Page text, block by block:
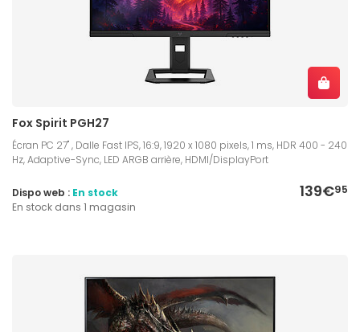
Fox Spirit PGH27
Écran PC 27" , Dalle Fast IPS, 16:9, 1920 x 1080 pixels, 1 ms, HDR 400 - 240
Hz, Adaptive-Sync, LED ARGB arrière, HDMI/DisplayPort
139€95
Dispo web : En stock
En stock dans 1 magasin